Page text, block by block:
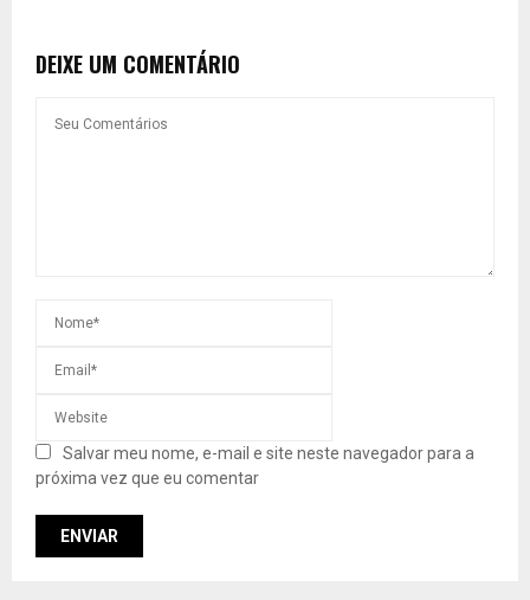
DEIXE UM COMENTÁRIO
Salvar meu nome, e-mail e site neste navegador para a
próxima vez que eu comentar